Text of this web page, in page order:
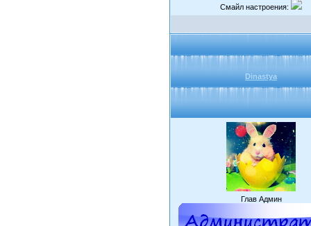
Смайл настроения:
Dinastya
Глав Админ